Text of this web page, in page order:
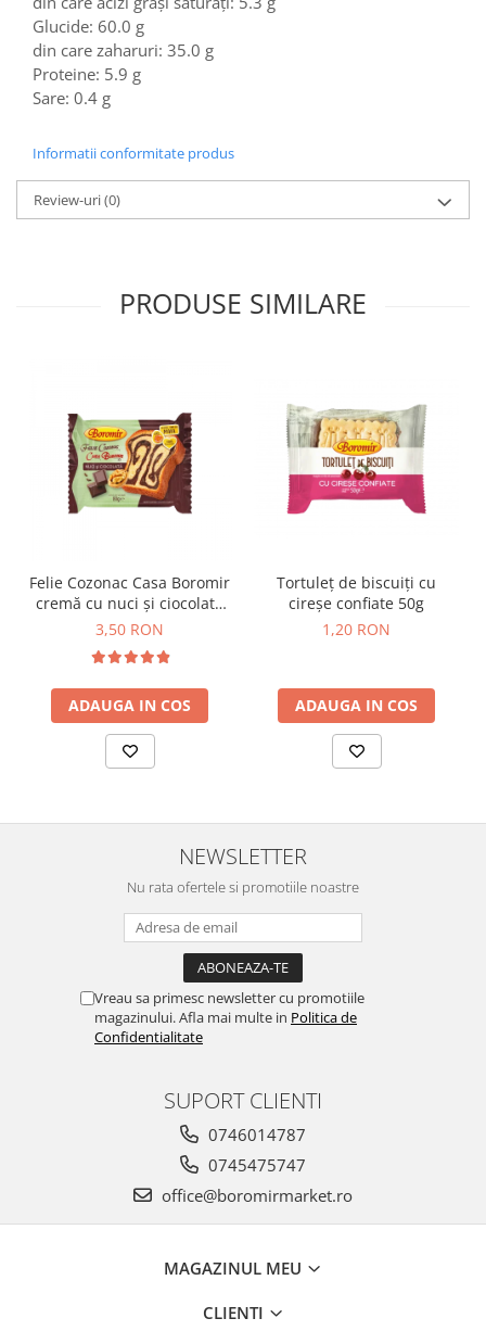
Crochete
Produse de gătit
Faina
Malai
Produse congelate
Panificatie congelata
Baton Cookie congelat
Fursecuri vrac
Congelate brutarie
Cadouri
Pachete Cadou
Accesorii Boromir
Dulciurile Feleacul
Halva
Glucide: 60.0 g
din care zaharuri: 35.0 g
Proteine: 5.9 g
Sare: 0.4 g
Informatii conformitate produs
Review-uri(0)
PRODUSE SIMILARE
Felie Cozonac Casa Boromir
cremă cu nuci și ciocolată
80g
3,50 RON
ADAUGA IN COS
Tortuleț de biscuiți cu
cireșe confiate 50g
1,20 RON
ADAUGA IN COS
NEWSLETTER
Nu rata ofertele si promotiile noastre
Vreau sa primesc newsletter cu promotiile
magazinului. Afla mai multe in Politica de
Confidentialitate
SUPORT CLIENTI
0746014787
0745475747
office@boromirmarket.ro
MAGAZINUL MEU
CLIENTI